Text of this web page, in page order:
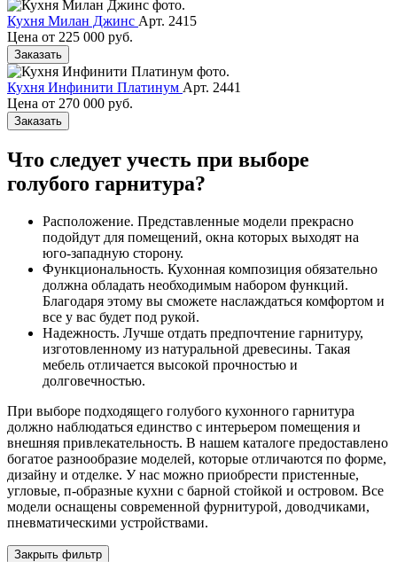
Кухня Милан Джинс Арт. 2415
Цена от 225 000 руб.
Заказать
Кухня Инфинити Платинум Арт. 2441
Цена от 270 000 руб.
Заказать
Что следует учесть при выборе
голубого гарнитура?
Расположение. Представленные модели прекрасно
подойдут для помещений, окна которых выходят на
юго-западную сторону.
Функциональность. Кухонная композиция обязательно
должна обладать необходимым набором функций.
Благодаря этому вы сможете наслаждаться комфортом и
все у вас будет под рукой.
Надежность. Лучше отдать предпочтение гарнитуру,
изготовленному из натуральной древесины. Такая
мебель отличается высокой прочностью и
долговечностью.
При выборе подходящего голубого кухонного гарнитура
должно наблюдаться единство с интерьером помещения и
внешняя привлекательность. В нашем каталоге предоставлено
богатое разнообразие моделей, которые отличаются по форме,
дизайну и отделке. У нас можно приобрести пристенные,
угловые, п-образные кухни с барной стойкой и островом. Все
модели оснащены современной фурнитурой, доводчиками,
пневматическими устройствами.
Закрыть фильтр